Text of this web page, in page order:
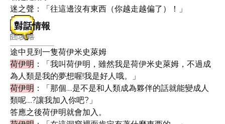
迷之聲：「往這邊沒有東西（你越走越偏了）！」
對話情報
途中見到一隻荷伊米史萊姆
荷伊明 ：「我叫荷伊明，雖然我是荷伊米史萊姆，不過成
為人類是我的夢想喔!我是好人哦。」
荷伊明 ：「那個....是不是和人類成為夥伴的話就能變成人
類呢....?讓我加入你吧?」
答應之後荷伊明就會加入。